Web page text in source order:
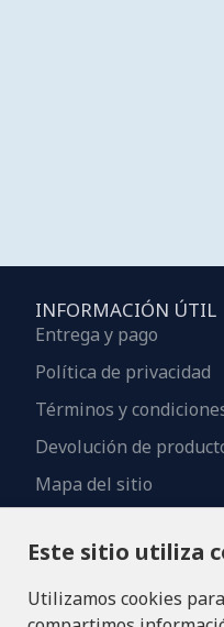
INFORMACIÓN ÚTIL
Entrega y pago
Política de privacidad
Términos y
Devolución de
Mapa del sitio
Este sitio utiliza
Utilizamos cookies